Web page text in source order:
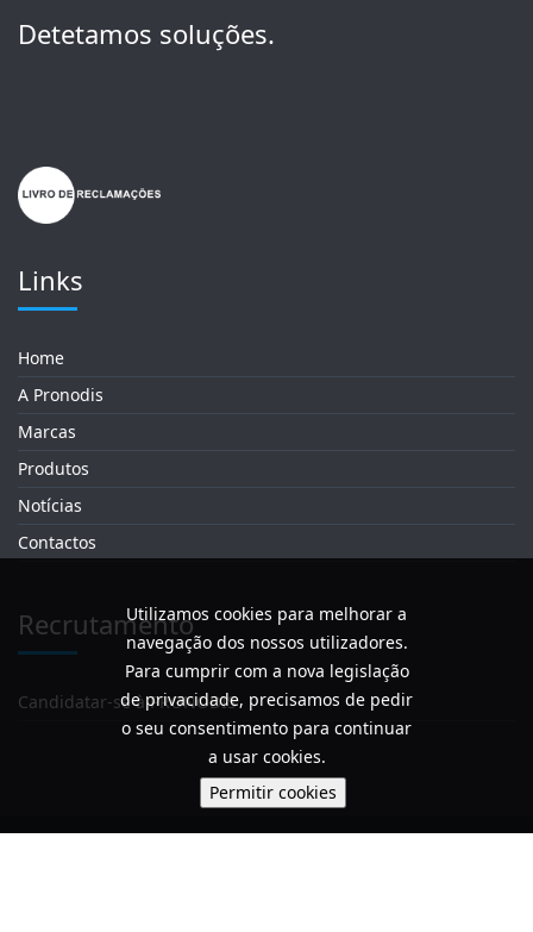
Detetamos soluções.
Links
Home
A Pronodis
Marcas
Produtos
Notícias
Contactos
Recrutamento
Candidatar-se à PRONODIS
Utilizamos cookies para melhorar a
navegação dos nossos utilizadores.
Para cumprir com a nova legislação
de privacidade, precisamos de pedir
o seu consentimento para continuar
a usar cookies.